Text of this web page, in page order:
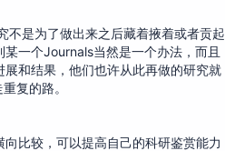
是为了做出来之后藏着掖着或者贡起
一个Journals当然是一个办法，而且
和结果，他们也许从此再做的研究就
复的路。
比较，可以提高自己的科研鉴赏能力